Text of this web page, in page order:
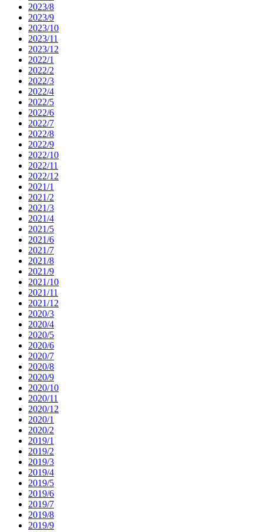
2023/8
2023/9
2023/10
2023/11
2023/12
2022/1
2022/2
2022/3
2022/4
2022/5
2022/6
2022/7
2022/8
2022/9
2022/10
2022/11
2022/12
2021/1
2021/2
2021/3
2021/4
2021/5
2021/6
2021/7
2021/8
2021/9
2021/10
2021/11
2021/12
2020/3
2020/4
2020/5
2020/6
2020/7
2020/8
2020/9
2020/10
2020/11
2020/12
2020/1
2020/2
2019/1
2019/2
2019/3
2019/4
2019/5
2019/6
2019/7
2019/8
2019/9